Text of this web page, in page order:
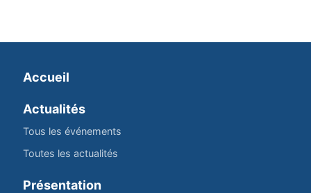
Accueil
Actualités
Tous les événements
Toutes les actualités
Présentation